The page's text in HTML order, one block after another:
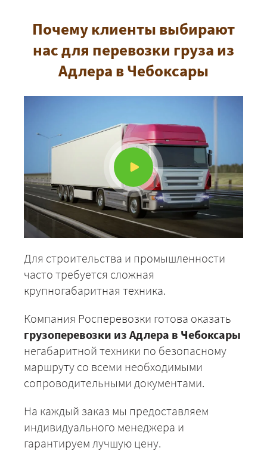
Почему клиенты выбирают
нас для перевозки груза из
Адлера в Чебоксары
Для строительства и промышленности
часто требуется сложная
крупногабаритная техника.
Компания Росперевозки готова оказать
грузоперевозки из Адлера в Чебоксары
негабаритной техники по безопасному
маршруту со всеми необходимыми
сопроводительными документами.
На каждый заказ мы предоставляем
индивидуального менеджера и
гарантируем лучшую цену.